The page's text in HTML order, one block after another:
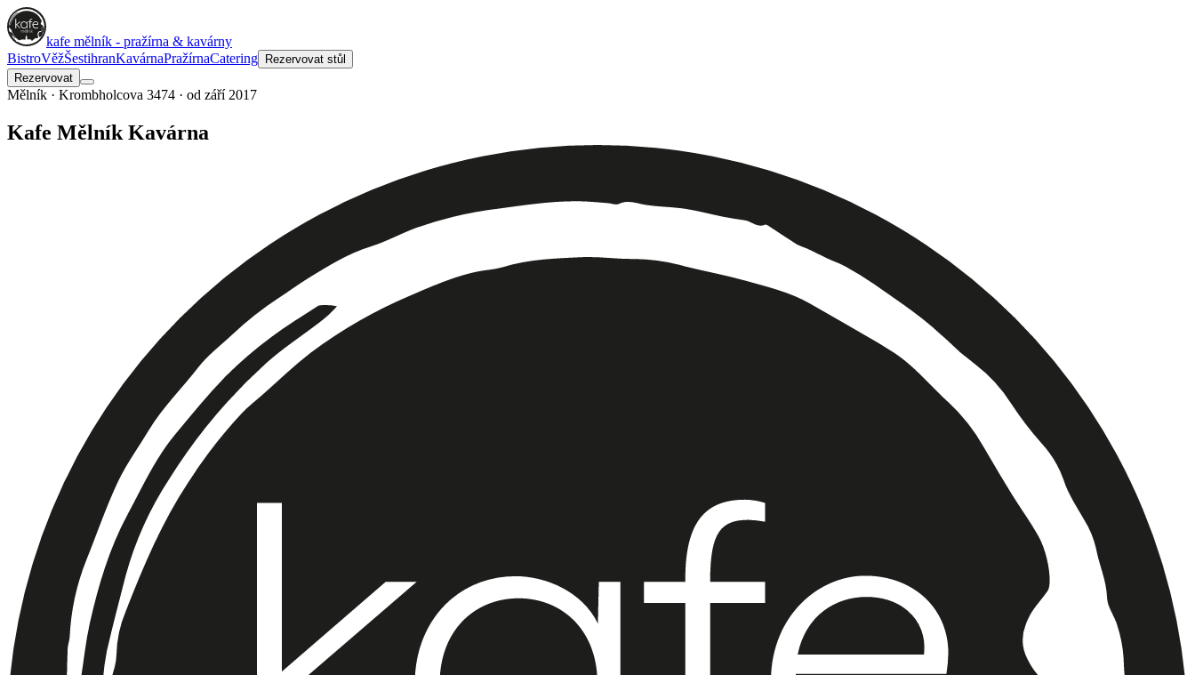
kafe mělník - pražírna & kavárny
BistroVěžŠestihranKavárnaPražírnaCatering
Rezervovat stůl
Rezervovat
Mělník · Krombholcova 3474 · od září 2017
Kafe Mělník Kavárna